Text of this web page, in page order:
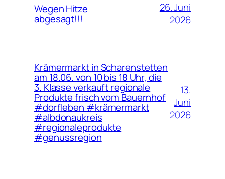
Wegen Hitze
abgesagt!!!
26. Juni
2026
Krämermarkt in Scharenstetten
am 18.06. von 10 bis 18 Uhr, die
3. Klasse verkauft regionale
Produkte frisch vom Bauernhof
#dorfleben #krämermarkt
#albdonaukreis
#regionaleprodukte
#genussregion
13.
Juni
2026